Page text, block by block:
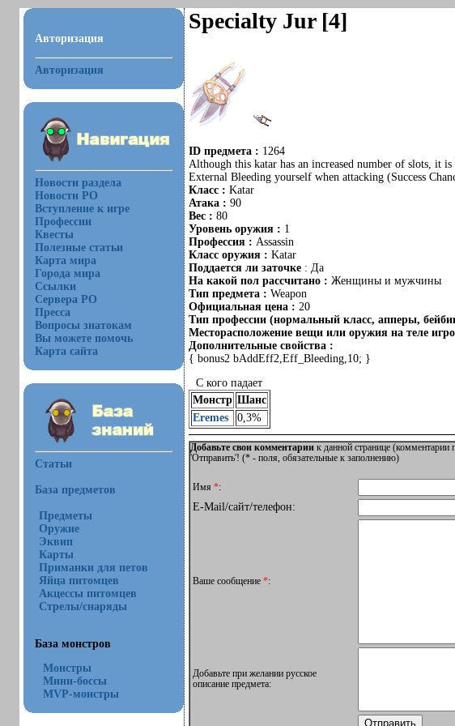
Авторизация
Авторизация
Новости раздела
Новости РО
Вступление к игре
Профессии
Квесты
Полезные статьи
Карта мира
Города мира
Ссылки
Сервера РО
Пресса
Вопросы знатокам
Вы можете помочь
Карта сайта
Статьи
База предметов
Предметы
Оружие
Эквип
Карты
Приманки для петов
Яйца питомцев
Акцессы питомцев
Стрелы/снаряды
База монстров
Монстры
Мини-боссы
MVP-монстры
Specialty Jur [4]
ID предмета : 1264
Although this katar has an increased number of slots, it
External Bleeding yourself when attacking (Success
Класс : Katar
Атака : 90
Вес : 80
Уровень оружия : 1
Профессия : Assassin
Класс оружия : Katar
Поддается ли заточке : Да
На какой пол рассчитано : Женщины и мужчины
Тип предмета : Weapon
Официальная цена : 20
Тип профессии (нормальный класс, апперы,
Месторасположение вещи или оружия на теле
Дополнительные свойства :
{ bonus2 bAddEff2,Eff_Bleeding,10; }
С кого падает
Монстр Шанс
Eremes
0,3%
Добавьте свои комментариик данной странице (комментарии
'Отправить'! (*- поля, обязательные к заполнению)
Имя *:
E-Mail/сайт/телефон:
Ваше сообщение *:
Добавьте при желании русское
описание предмета: